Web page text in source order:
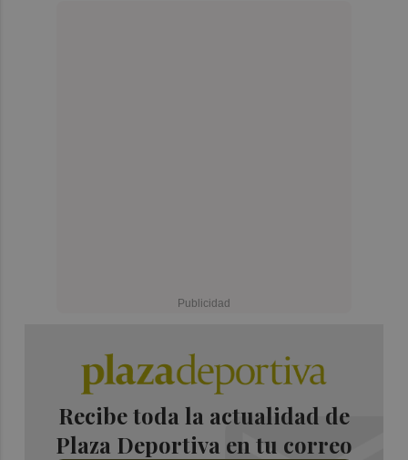
Recibe toda la actualidad de
Plaza Deportiva en tu correo